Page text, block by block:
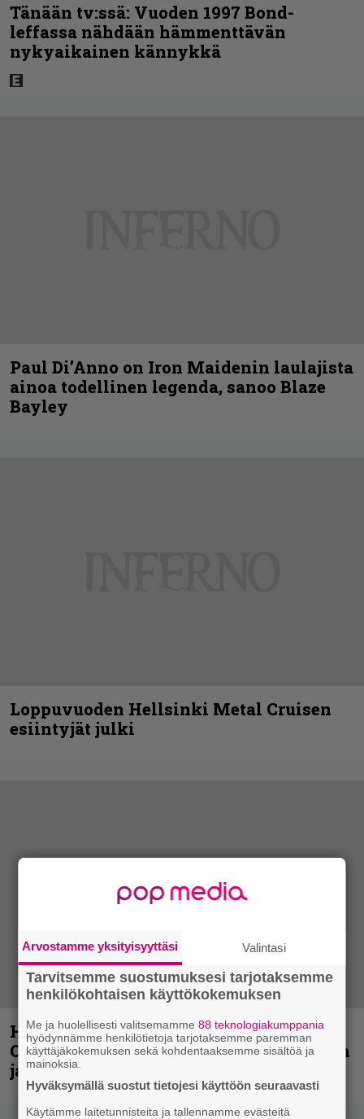
Tänään tv:ssä: Vuoden 1997 Bond-
leffassa nähdään hämmenttävän
nykyaikainen kännykkä
Paul Di’Anno on Iron Maidenin laulajista
ainoa todellinen legenda, sanoo Blaze
Bayley
Loppuvuoden Hellsinki Metal Cruisen
esiintyjät julki
Hellsinki Metal Festival kuvina, osa 2:
Opeth, Misþyrming, Eluveitie, Triptykon
ja muita lauantain esiintyjiä
Arvostamme yksityisyyttäsi Valintasi
Tarvitsemme suostumuksesi tarjotaksemme
henkilökohtaisen käyttökokemuksen
Me ja huolellisesti valitsemamme88 teknologiakumppania
hyödynnämme henkilötietoja tarjotaksemme paremman
käyttäjäkokemuksen sekä kohdentaaksemme sisältöä ja
mainoksia.
Hyväksymällä suostut tietojesi käyttöön seuraavasti
Käytämme laitetunnisteita ja tallennamme evästeitä